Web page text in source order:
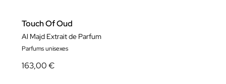
Touch Of Oud
Al Majd Extrait de Parfum
Parfums unisexes
163,00 €